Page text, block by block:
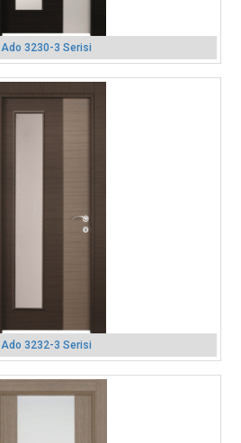
Ado 3230-3 Serisi
Ado 3232-3 Serisi